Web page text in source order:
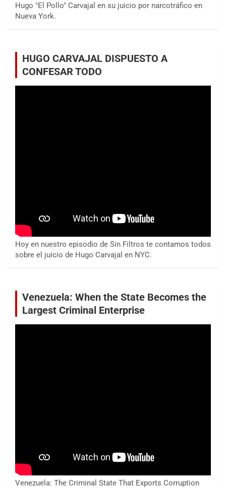
Hugo "El Pollo" Carvajal en su juicio por narcotráfico en
Nueva York.
HUGO CARVAJAL DISPUESTO A
CONFESAR TODO
Hoy en nuestro episodio de Sin Filtros te contamos todos
sobre el juicio de Hugo Carvajal en NYC.
Venezuela: When the State Becomes the
Largest Criminal Enterprise
Venezuela: The Criminal State That Exports Corruption